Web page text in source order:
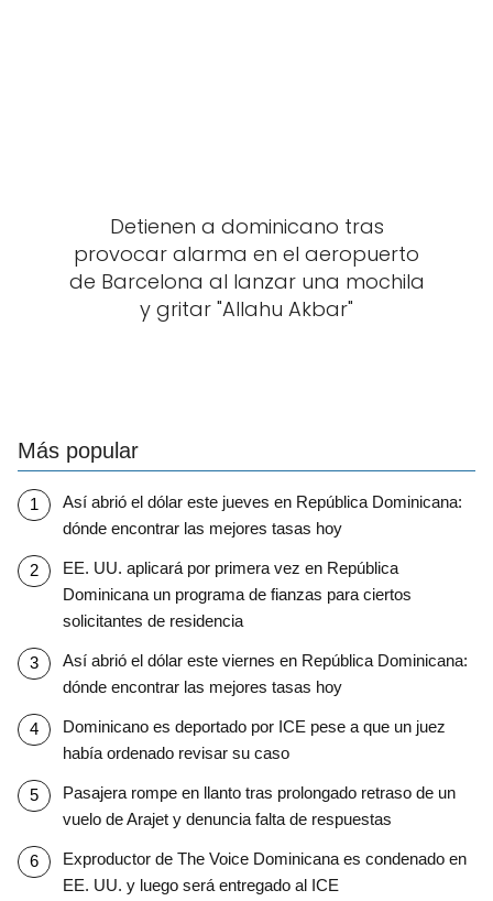
Detienen a dominicano tras
provocar alarma en el aeropuerto
de Barcelona al lanzar una mochila
y gritar "Allahu Akbar"
Más popular
Así abrió el dólar este jueves en República Dominicana:
dónde encontrar las mejores tasas hoy
EE. UU. aplicará por primera vez en República
Dominicana un programa de fianzas para ciertos
solicitantes de residencia
Así abrió el dólar este viernes en República Dominicana:
dónde encontrar las mejores tasas hoy
Dominicano es deportado por ICE pese a que un juez
había ordenado revisar su caso
Pasajera rompe en llanto tras prolongado retraso de un
vuelo de Arajet y denuncia falta de respuestas
Exproductor de The Voice Dominicana es condenado en
EE. UU. y luego será entregado al ICE